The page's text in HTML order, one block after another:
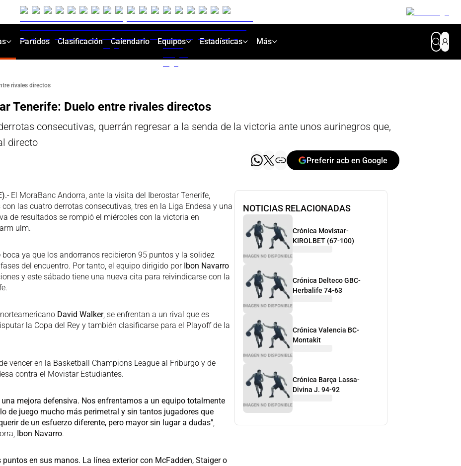
Partidos Clasificación Calendario Equipos Estadísticas Más
rivales directos
Tenerife: Duelo entre rivales directos
consecutivas, querrán regresar a la senda de la victoria ante unos aurinegros que,
directo
Preferir acb en Google
El MoraBanc Andorra, ante la visita del Iberostar Tenerife,
las cuatro derrotas consecutivas, tres en la Liga Endesa y una
de resultados se rompió el miércoles con la victoria en
ulm.
ya que los andorranos recibieron 95 puntos y la solidez
del encuentro. Por tanto, el equipo dirigido por Ibon Navarro
y este sábado tiene una nueva cita para reivindicarse con la
David Walker, se enfrentan a un rival que es
la Copa del Rey y también clasificarse para el Playoff de la
vencer en la Basketball Champions League al Friburgo y de
contra el Movistar Estudiantes.
mejora defensiva. Nos enfrentamos a un equipo totalmente
de juego mucho más perimetral y sin tantos jugadores que
de un esfuerzo diferente, pero mayor sin lugar a dudas",
Ibon Navarro.
en sus manos. La línea exterior con McFadden, Staiger o
NOTICIAS RELACIONADAS
Crónica Movistar-
KIROLBET (67-100)
Crónica Delteco GBC-
Herbalife 74-63
Crónica Valencia BC-
Montakit
Crónica Barça Lassa-
Divina J. 94-92